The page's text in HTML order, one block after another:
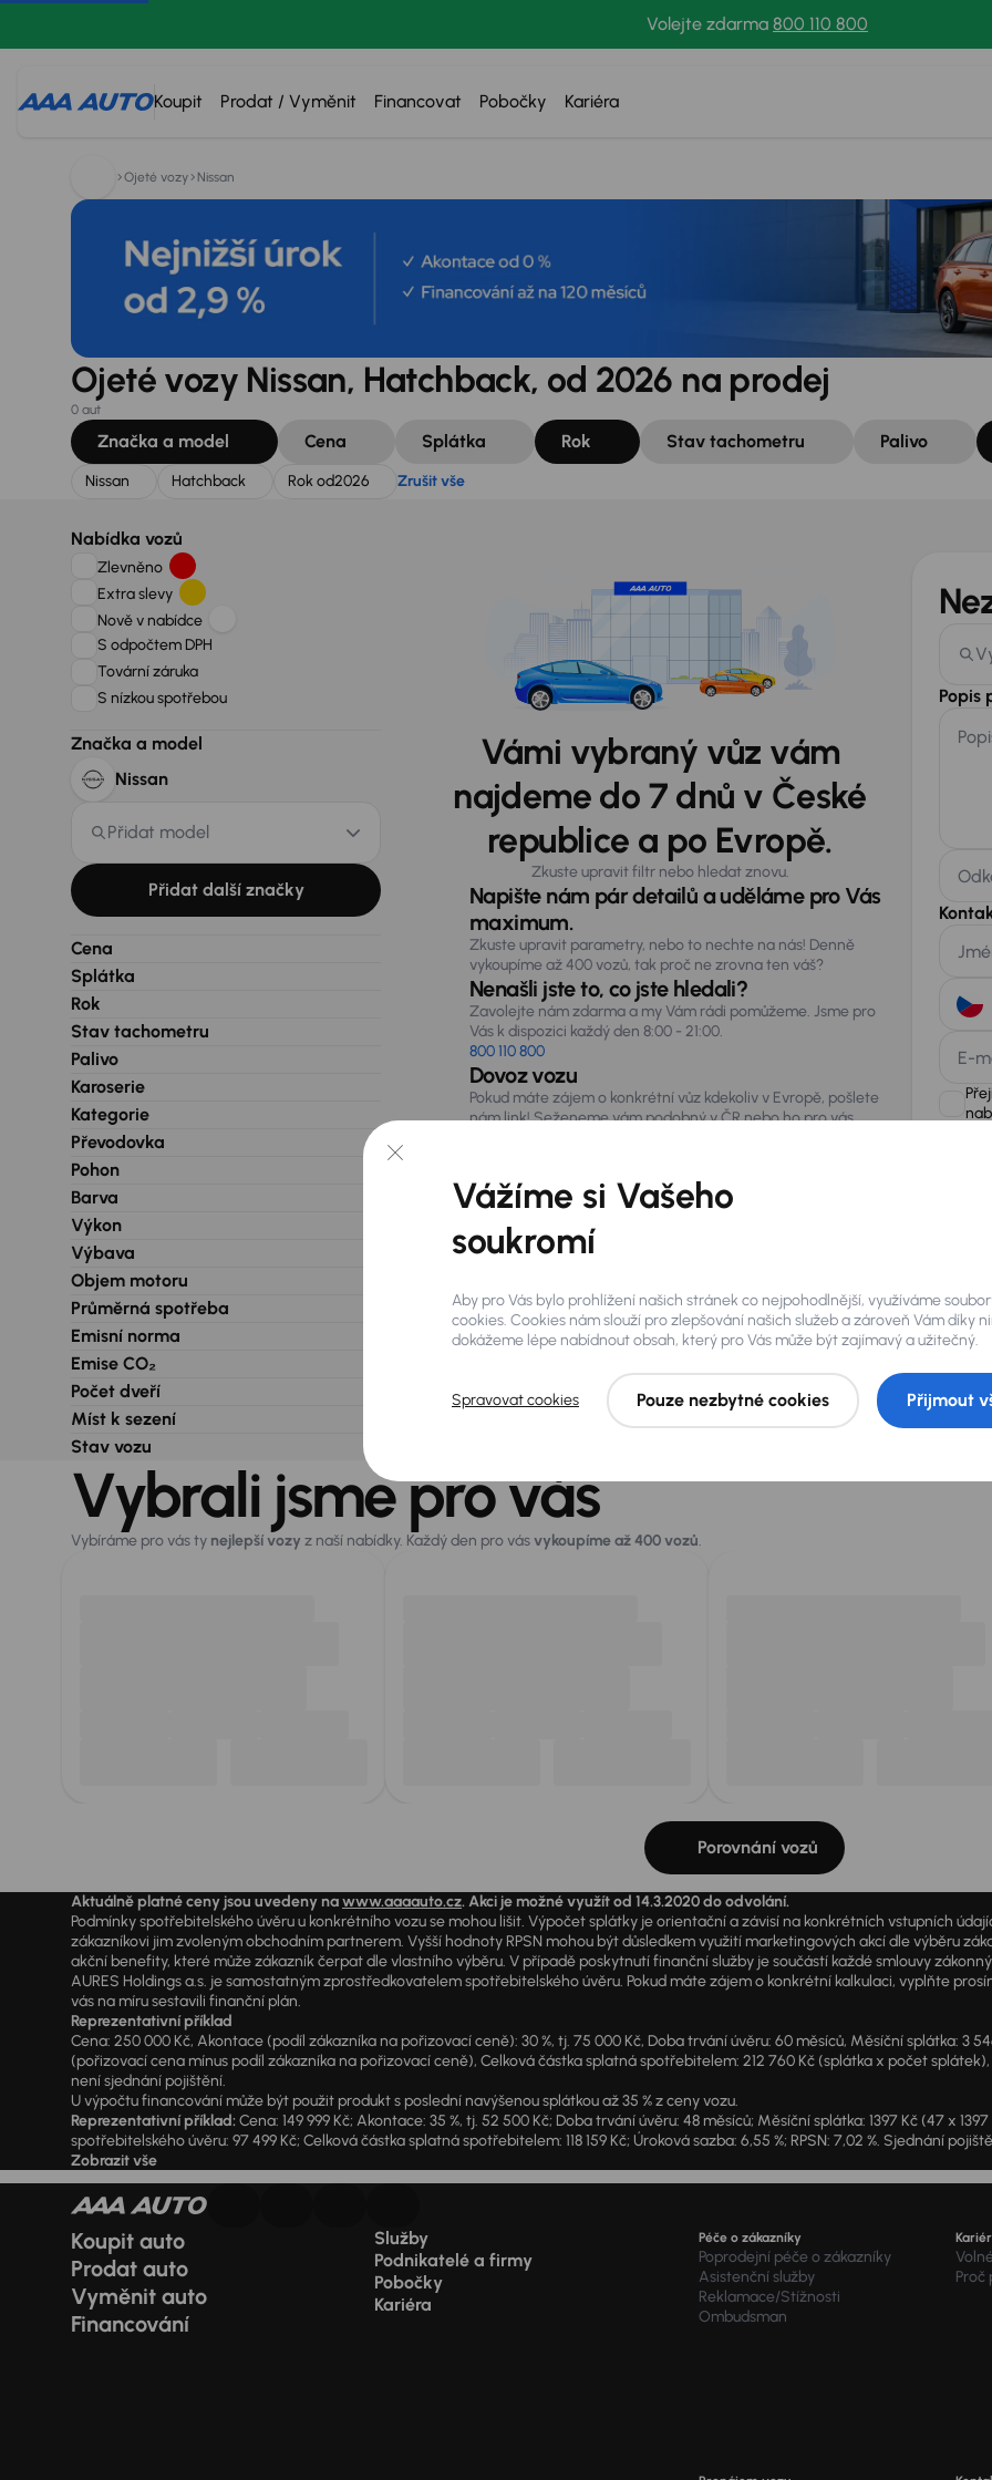
Volejte zdarma 800 110 800
Koupit Prodat / Vyměnit Financovat Pobočky Kariéra
Hledáte: Zrušit vše
Ojeté vozy Nissan
Ojeté vozy Nissan, Hatchback, od 2026 na prodej
0 aut
Značka a model Cena Splátka Rok Stav tachometru Palivo
Nissan Hatchback Rok od2026 Zrušit vše
Nabídka vozů
Zlevněno
Extra slevy
Nově v nabídce
S odpočtem DPH
Tovární záruka
S nízkou spotřebou
Značka a model
Nissan
Přidat model
Přidat další značky
Cena
Splátka
Rok
Stav tachometru
Palivo
Karoserie
Kategorie
Převodovka
Pohon
Barva
Výkon
Výbava
Objem motoru
Průměrná spotřeba
Emisní norma
Emise CO₂
Počet dveří
Míst k sezení
Stav vozu
Vámi vybraný vůz vám
najdeme do 7 dnů v České
republice a po Evropě.
Zkuste upravit filtr nebo hledat znovu.
Napište nám pár detailů a uděláme pro Vás
maximum.
Zkuste upravit parametry, nebo to nechte na nás! Denně
vykoupíme až 400 vozů, tak proč ne zrovna ten váš?
Nenašli jste to, co jste hledali?
Zavolejte nám zdarma a my Vám rádi pomůžeme. Jsme pro
Vás k dispozici každý den 8:00 - 21:00.
800 110 800
Dovoz vozu
Pokud máte zájem o konkrétní vůz kdekoliv v Evropě, pošlete
nám link! Seženeme vám podobný v ČR nebo ho pro vás
Popis
E-
AURES
Vybrali jsme pro vás
Vybíráme pro vás ty nejlepší vozy z naší nabídky. Každý den pro vásvykoupíme až 400 vozů.
Porovnání vozů
Aktuálně platné ceny jsou uvedeny nawww.aaaauto.cz. Akci je možné využít od 14.3.2020 do odvolání.
Podmínky spotřebitelského úvěru u konkrétního vozu se mohou lišit. Výpočet splátky je orientační a závisí na konkrétních vstupních
zákazníkovi jim zvoleným obchodním partnerem. Vyšší hodnoty RPSN mohou být důsledkem využití marketingových akcí dle výběru
akční benefity, které může zákazník čerpat dle vlastního výběru. V případě poskytnutí finanční služby je součástí každé smlouvy
AURES Holdings a.s. je samostatným zprostředkovatelem spotřebitelského úvěru. Pokud máte zájem o konkrétní kalkulaci, vyplňte
vás na míru sestavili finanční plán.
Reprezentativní příklad
Cena: 250 000 Kč, Akontace (podíl zákazníka na pořizovací ceně): 30 %, tj. 75 000 Kč, Doba trvání úvěru: 60 měsíců, Měsíční splátka: 3
(pořizovací cena mínus podíl zákazníka na pořizovací ceně), Celková částka splatná spotřebitelem: 212 760 Kč (splátka x počet splátek),
není sjednání pojištění.
U výpočtu financování může být použit produkt s poslední navýšenou splátkou až 35 % z ceny vozu.
Reprezentativní příklad:Cena: 149 999 Kč; Akontace: 35 %, tj. 52 500 Kč; Doba trvání úvěru: 48 měsíců; Měsíční splátka: 1397 Kč (47 x
spotřebitelského úvěru: 97 499 Kč; Celková částka splatná spotřebitelem: 118 159 Kč; Úroková sazba: 6,55 %; RPSN: 7,02 %. Sjednání
Zobrazit vše
Koupit auto
Prodat auto
Vyměnit auto
Financování
Služby
Podnikatelé a firmy
Pobočky
Kariéra
Péče o zákazníky
Poprodejní péče o zákazníky
Asistenční služby
Reklamace/Stížnosti
Ombudsman
Proč
Vážíme si Vašeho
soukromí
Aby pro Vás bylo prohlížení našich stránek co nejpohodlnější, využíváme
cookies. Cookies nám slouží pro zlepšování našich služeb a zároveň Vám díky
dokážeme lépe nabídnout obsah, který pro Vás může být zajímavý a užitečný.
Spravovat cookies Pouze nezbytné cookies Přijmout